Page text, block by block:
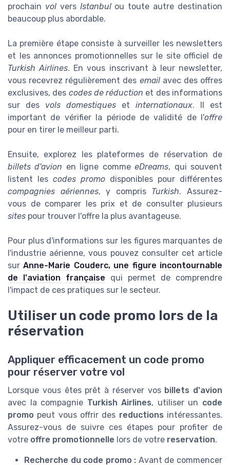
prochain volvers Istanbulou toute autre destination
beaucoup plus abordable.
La première étape consiste à surveiller les newsletters
et les annonces promotionnelles sur le site officiel de
Turkish Airlines. En vous inscrivant à leur newsletter,
vous recevrez régulièrement des emailavec des offres
exclusives, des codes de réduction et des informations
sur des vols domestiques et internationaux. Il est
important de vérifier la période de validité de l'offre
pour en tirer le meilleur parti.
Ensuite, explorez les plateformes de réservation de
billets d'avion en ligne commeeDreams, qui souvent
listent les codes promo disponibles pour différentes
compagnies aériennes, y compris Turkish. Assurez-
vous de comparer les prix et de consulter plusieurs
sites pour trouver l'offre la plus avantageuse.
Pour plus d'informations sur les figures marquantes de
l'industrie aérienne, vous pouvez consulter cet article
surAnne-Marie Couderc, une figure incontournable
de l'aviation française qui permet de comprendre
l'impact de ces pratiques sur le secteur.
Utiliser un code promo lors de la
réservation
Appliquer efficacement un code promo
pour réserver votre vol
Lorsque vous êtes prêt à réserver vos billets d'avion
avec la compagnie Turkish Airlines, utiliser un code
promo peut vous offrir des reductions intéressantes.
Assurez-vous de suivre ces étapes pour profiter de
votre offre promotionnelle lors de votre reservation.
Recherche du code promo : Avant de commencer